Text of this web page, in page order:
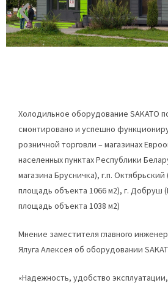
Холодильное оборудование SAKATO
смонтировано и успешно
розничной торговли – магазинах
населенных пунктах Республики
магазина Брусничка), г.п.
площадь объекта 1066 м2), г. Добруш
площадь объекта 1038 м2)
Мнение заместителя главного
Ялуга Алексея об оборудовании
«Надежность, удобство